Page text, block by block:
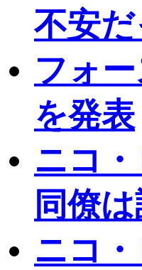
不安だ
フォ
を発表
ニコ
同僚
ニコ